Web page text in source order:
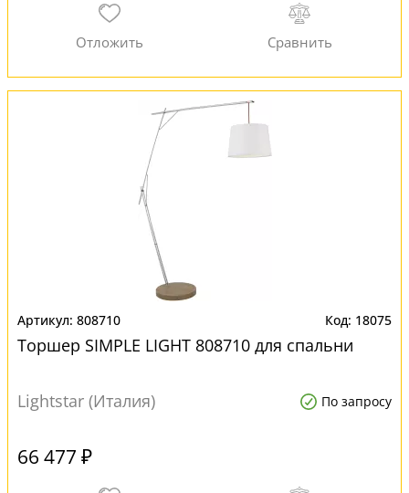
808710 18075
Торшер SIMPLE LIGHT 808710 для спальни
Lightstar (Италия) По запросу
66 477 ₽